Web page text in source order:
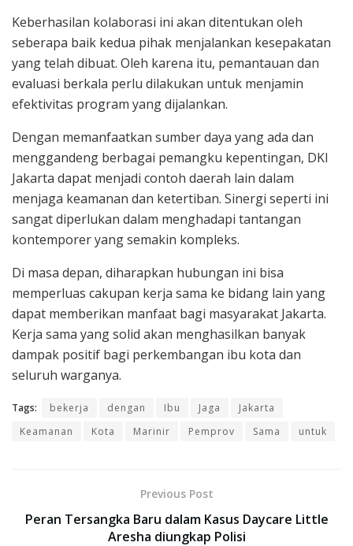
Keberhasilan kolaborasi ini akan ditentukan oleh
seberapa baik kedua pihak menjalankan kesepakatan
yang telah dibuat. Oleh karena itu, pemantauan dan
evaluasi berkala perlu dilakukan untuk menjamin
efektivitas program yang dijalankan.
Dengan memanfaatkan sumber daya yang ada dan
menggandeng berbagai pemangku kepentingan, DKI
Jakarta dapat menjadi contoh daerah lain dalam
menjaga keamanan dan ketertiban. Sinergi seperti ini
sangat diperlukan dalam menghadapi tantangan
kontemporer yang semakin kompleks.
Di masa depan, diharapkan hubungan ini bisa
memperluas cakupan kerja sama ke bidang lain yang
dapat memberikan manfaat bagi masyarakat Jakarta.
Kerja sama yang solid akan menghasilkan banyak
dampak positif bagi perkembangan ibu kota dan
seluruh warganya.
Tags: bekerja dengan Ibu Jaga
Jakarta
Keamanan
Kota Marinir Pemprov Sama untuk
Previous Post
Peran Tersangka Baru dalam Kasus Daycare Little
Aresha diungkap Polisi